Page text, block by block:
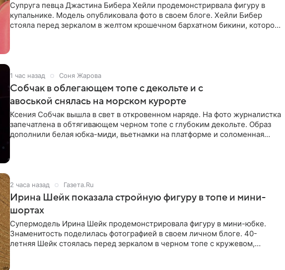
Супруга певца Джастина Бибера Хейли продемонстрирвала фигуру в
купальнике. Модель опубликовала фото в своем блоге. Хейли Бибер
стояла перед зеркалом в желтом крошечном бархатном бикини, которое
1 час назад Соня Жарова
Собчак в облегающем топе с декольте и с
авоськой снялась на морском курорте
Ксения Собчак вышла в свет в откровенном наряде. На фото журналистка
запечатлена в обтягивающем черном топе с глубоким декольте. Образ
дополнили белая юбка-миди, вьетнамки на платформе и соломенная
2 часа назад Газета.Ru
Ирина Шейк показала стройную фигуру в топе и мини-
шортах
Супермодель Ирина Шейк продемонстрировала фигуру в мини-юбке.
Знаменитость поделилась фотографией в своем личном блоге. 40-
летняя Шейк стоялась перед зеркалом в черном топе с кружевом,